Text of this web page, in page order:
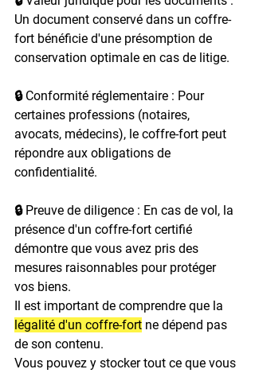
Un document conservé dans un coffre-
fort bénéficie d'une présomption de
conservation optimale en cas de litige.
🔒 Conformité réglementaire : Pour
certaines professions (notaires,
avocats, médecins), le coffre-fort peut
répondre aux obligations de
confidentialité.
🔒 Preuve de diligence : En cas de vol, la
présence d'un coffre-fort certifié
démontre que vous avez pris des
mesures raisonnables pour protéger
vos biens.
Il est important de comprendre que la
légalité d'un coffre-fort ne dépend pas
de son contenu.
Vous pouvez y stocker tout ce que vous